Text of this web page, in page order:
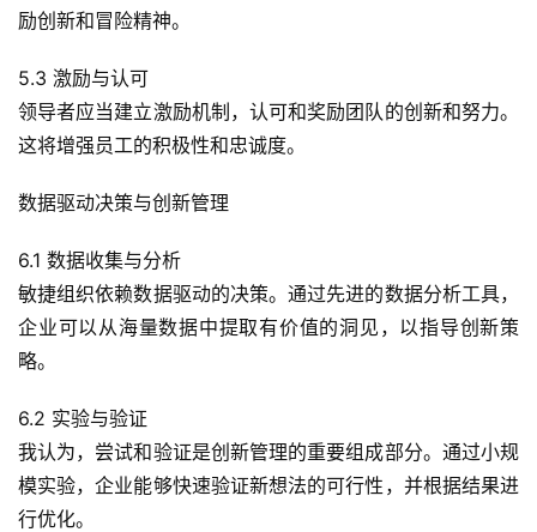
励创新和冒险精神。
5.3 激励与认可
领导者应当建立激励机制，认可和奖励团队的创新和努力。
这将增强员工的积极性和忠诚度。
数据驱动决策与创新管理
6.1 数据收集与分析
敏捷组织依赖数据驱动的决策。通过先进的数据分析工具，
企业可以从海量数据中提取有价值的洞见，以指导创新策
略。
6.2 实验与验证
我认为，尝试和验证是创新管理的重要组成部分。通过小规
模实验，企业能够快速验证新想法的可行性，并根据结果进
行优化。